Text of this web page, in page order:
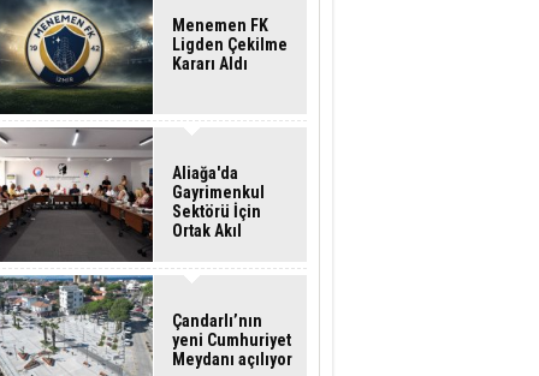
Menemen FK
Ligden Çekilme
Kararı Aldı
Aliağa'da
Gayrimenkul
Sektörü İçin
Ortak Akıl
Çandarlı’nın
yeni Cumhuriyet
Meydanı açılıyor